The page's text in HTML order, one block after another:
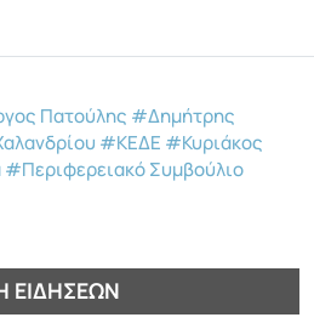
Πατούλης #Δημήτρης
#ΚΕΔΕ #Κυριάκος
#Περιφερειακό Συμβούλιο
ΕΙΔΉΣΕΩΝ